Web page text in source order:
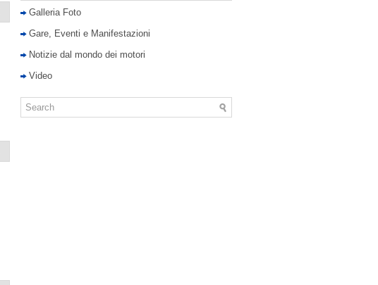
Galleria Foto
Gare, Eventi e Manifestazioni
Notizie dal mondo dei motori
Video